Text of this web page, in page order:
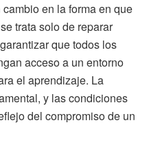
en la forma en que
trata solo de reparar
que todos los
acceso a un entorno
el aprendizaje. La
y las condiciones
del compromiso de un